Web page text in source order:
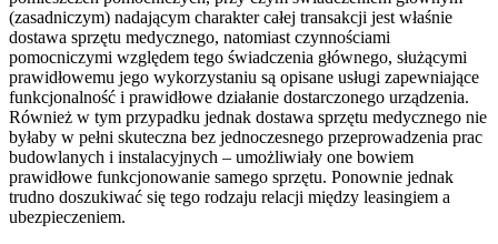
(zasadniczym) nadającym charakter całej transakcji jest właśnie
dostawa sprzętu medycznego, natomiast czynnościami
pomocniczymi względem tego świadczenia głównego, służącymi
prawidłowemu jego wykorzystaniu są opisane usługi zapewniające
funkcjonalność i prawidłowe działanie dostarczonego urządzenia.
Również w tym przypadku jednak dostawa sprzętu medycznego nie
byłaby w pełni skuteczna bez jednoczesnego przeprowadzenia prac
budowlanych i instalacyjnych – umożliwiały one bowiem
prawidłowe funkcjonowanie samego sprzętu. Ponownie jednak
trudno doszukiwać się tego rodzaju relacji między leasingiem a
ubezpieczeniem.